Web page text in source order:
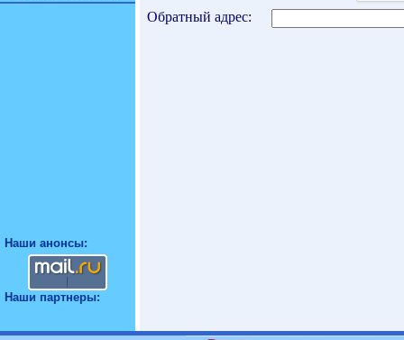
Наши анонсы:
Наши партнеры:
Обратный адрес: